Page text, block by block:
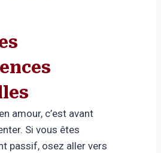
amour, c’est avant
Si vous êtes
passif, osez aller vers